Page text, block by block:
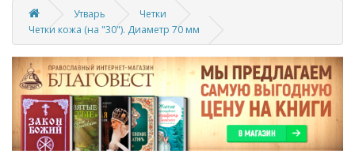
Утварь
Четки
Четки кожа (на "30"). Диаметр 70 мм